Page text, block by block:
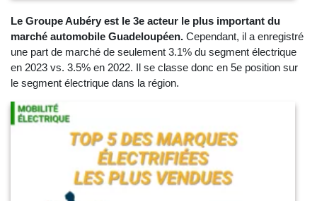
Le Groupe Aubéry est le 3e acteur le plus important du
marché automobile Guadeloupéen. Cependant, il a enregistré
une part de marché de seulement 3.1% du segment électrique
en 2023 vs. 3.5% en 2022. Il se classe donc en 5e position sur
le segment électrique dans la région.